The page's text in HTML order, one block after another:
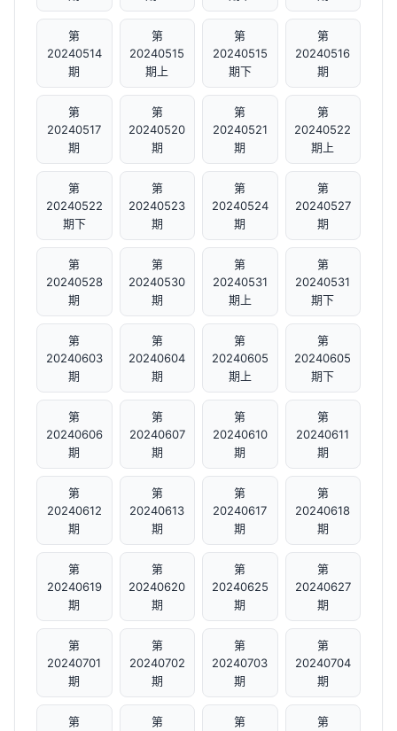
第
20240514
期
第
20240515
期上
第
20240515
期下
第
20240516
期
第
20240517
期
第
20240520
期
第
20240521
期
第
20240522
期上
第
20240522
期下
第
20240523
期
第
20240524
期
第
20240527
期
第
20240528
期
第
20240530
期
第
20240531
期上
第
20240531
期下
第
20240603
期
第
20240604
期
第
20240605
期上
第
20240605
期下
第
20240606
期
第
20240607
期
第
20240610
期
第
20240611
期
第
20240612
期
第
20240613
期
第
20240617
期
第
20240618
期
第
20240619
期
第
20240620
期
第
20240625
期
第
20240627
期
第
20240701
期
第
20240702
期
第
20240703
期
第
20240704
期
第
第
第
第